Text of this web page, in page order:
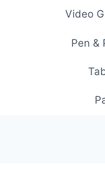
Video
Pen &